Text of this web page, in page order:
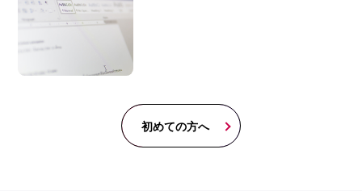
初めての方へ